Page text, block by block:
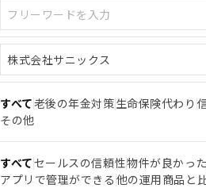
すべて老後の年金対策生命保険代わり
その他
すべてセールスの信頼性物件が良かった
アプリで管理ができる 他の運用商品と